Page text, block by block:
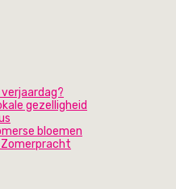
gezelligheid
bloemen
Zomerpracht